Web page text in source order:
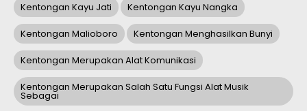
Kentongan Kayu Jati Kentongan Kayu Nangka
Kentongan Malioboro Kentongan Menghasilkan Bunyi
Kentongan Merupakan Alat Komunikasi
Kentongan Merupakan Salah Satu Fungsi Alat Musik
Sebagai